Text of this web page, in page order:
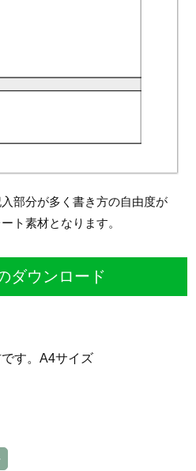
部分が多く書き方の自由度が
ト素材となります。
ダウンロード
す。A4サイズ